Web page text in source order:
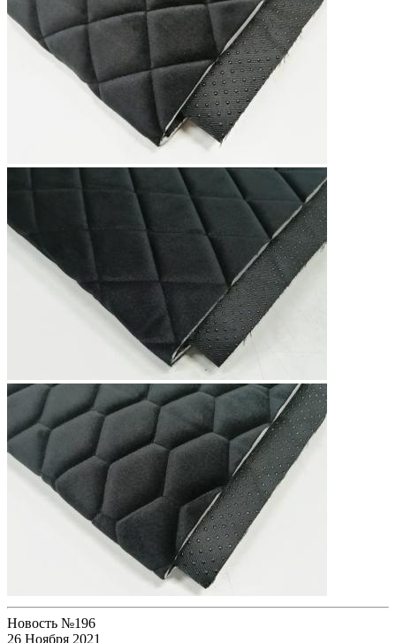
Новость №196
26 Ноября 2021